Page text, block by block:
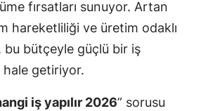
fırsatları sunuyor. Artan
hareketliliği ve üretim odaklı
bu bütçeyle güçlü bir iş
hale getiriyor.
iş yapılır 2026” sorusu